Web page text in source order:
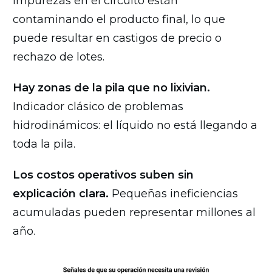
contaminando el producto final, lo que
puede resultar en castigos de precio o
rechazo de lotes.
Hay zonas de la pila que no lixivian.
Indicador clásico de problemas
hidrodinámicos: el líquido no está llegando a
toda la pila.
Los costos operativos suben sin
explicación clara. Pequeñas ineficiencias
acumuladas pueden representar millones al
año.